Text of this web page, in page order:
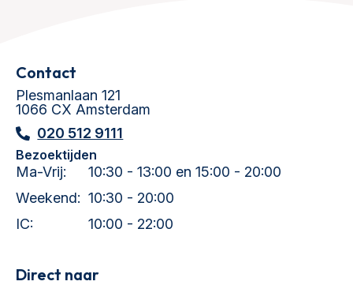
Contact
Plesmanlaan 121
1066 CX Amsterdam
020 512 9111
Bezoektijden
Ma-Vrij:
10:30 - 13:00 en 15:00 - 20:00
Weekend: 10:30 - 20:00
IC:
10:00 - 22:00
Direct naar